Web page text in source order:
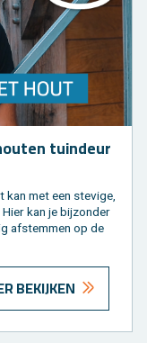
tuin­deur
kan met een ste­vi­ge,
kan je bij­zon­der
af­stem­men op de
BEKIJKEN